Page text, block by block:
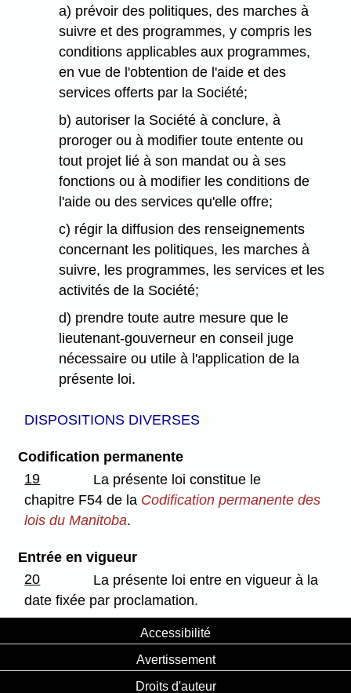
a) prévoir des politiques, des marches à
suivre et des programmes, y compris les
conditions applicables aux programmes,
en vue de l'obtention de l'aide et des
services offerts par la Société;
b) autoriser la Société à conclure, à
proroger ou à modifier toute entente ou
tout projet lié à son mandat ou à ses
fonctions ou à modifier les conditions de
l'aide ou des services qu'elle offre;
c) régir la diffusion des renseignements
concernant les politiques, les marches à
suivre, les programmes, les services et les
activités de la Société;
d) prendre toute autre mesure que le
lieutenant-gouverneur en conseil juge
nécessaire ou utile à l'application de la
présente loi.
DISPOSITIONS DIVERSES
Codification permanente
19
La présente loi constitue le
chapitre F54 de la Codification permanente des
lois du Manitoba.
Entrée en vigueur
20
La présente loi entre en vigueur à la
date fixée par proclamation.
Accessibilité
Avertissement
Droits d'auteur